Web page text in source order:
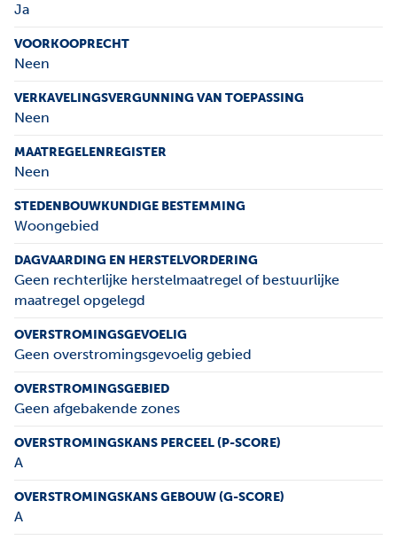
Ja
VOORKOOPRECHT
Neen
VERKAVELINGSVERGUNNING VAN TOEPASSING
Neen
MAATREGELENREGISTER
Neen
STEDENBOUWKUNDIGE BESTEMMING
Woongebied
DAGVAARDING EN HERSTELVORDERING
Geen rechterlijke herstelmaatregel of bestuurlijke
maatregel opgelegd
OVERSTROMINGSGEVOELIG
Geen overstromingsgevoelig gebied
OVERSTROMINGSGEBIED
Geen afgebakende zones
OVERSTROMINGSKANS PERCEEL (P-SCORE)
A
OVERSTROMINGSKANS GEBOUW (G-SCORE)
A